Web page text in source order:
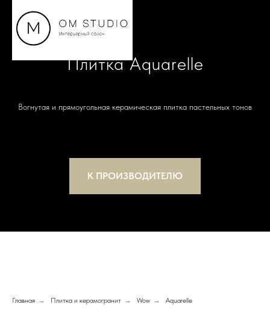
Плитка Aquarelle
Вогнутая и прямоугольная керамическая плитка пастельных тонов
К ПРОИЗВОДИТЕЛЮ
Главная → Плитка и керамогранит → Wow → Aquarelle